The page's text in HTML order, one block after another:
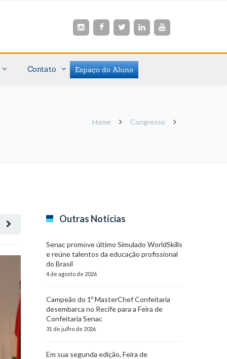
Contato Espaço do Aluno
Home Congresso
Outras Notícias
Senac promove último Simulado WorldSkills
e reúne talentos da educação profissional
do Brasil
4 de agosto de 2026
Campeão do 1º MasterChef Confeitaria
desembarca no Recife para a Feira de
Confeitaria Senac
31 de julho de 2026
Em sua segunda edição, Feira de